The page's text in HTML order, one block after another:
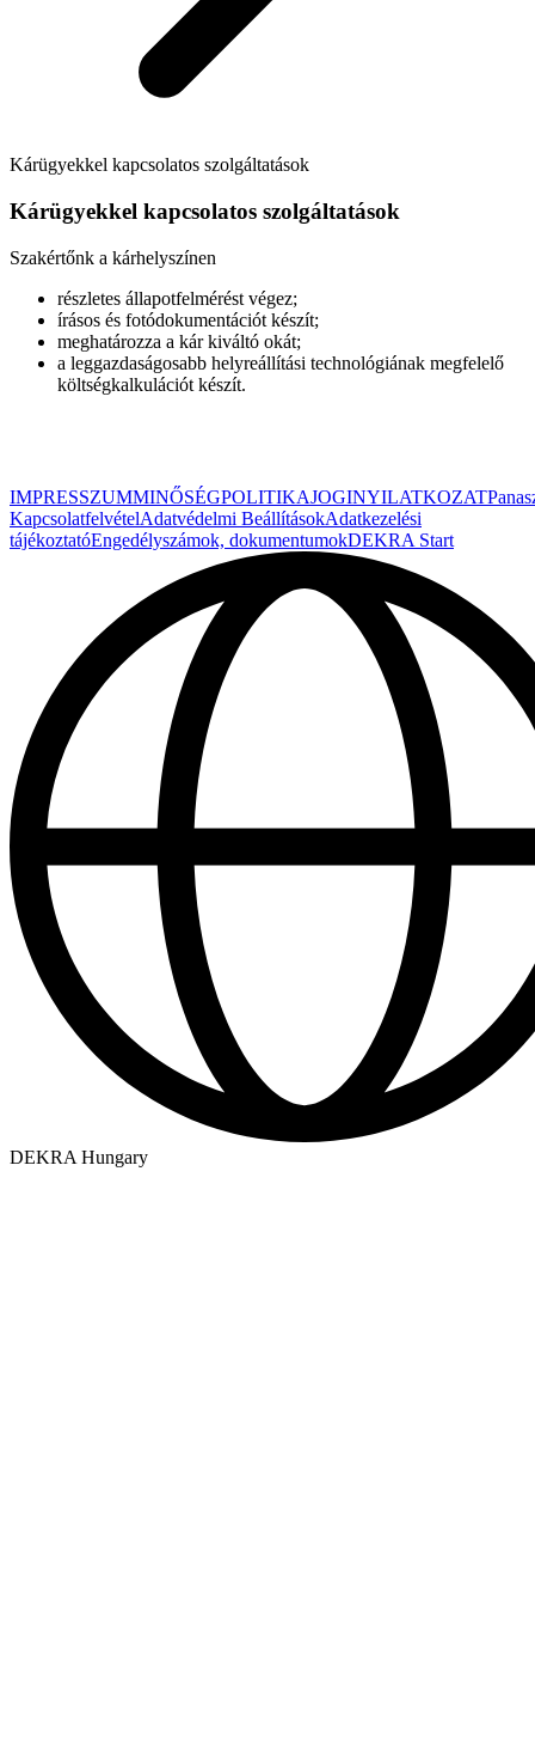
Kárügyekkel kapcsolatos szolgáltatások
Kárügyekkel kapcsolatos szolgáltatások
Szakértőnk a kárhelyszínen
részletes állapotfelmérést végez;
írásos és fotódokumentációt készít;
meghatározza a kár kiváltó okát;
a leggazdaságosabb helyreállítási technológiának megfelelő
költségkalkulációt készít.
IMPRESSZUMMINŐSÉGPOLITIKAJOGINYILATKOZAT
KapcsolatfelvételAdatvédelmi BeállításokAdatkezelési
tájékoztatóEngedélyszámok, dokumentumokDEKRA Start
DEKRA Hungary